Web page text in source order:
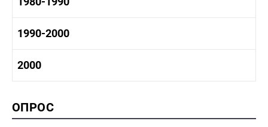
1970-1980 культура
1970 - 1980 быт
1980 -1990 история
1980-1990 культура
1990-2000
1990-2000 культура
2000
2000 промышленность
2000 культура
ОПРОС